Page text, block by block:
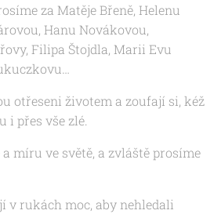
za Matěje Břeně, Helenu
Hanu Novákovou,
Filipa Štojdla, Marii Evu
otřeseni životem a zoufají si, kéž
i přes vše zlé.
míru ve světě, a zvláště prosíme
v rukách moc, aby nehledali